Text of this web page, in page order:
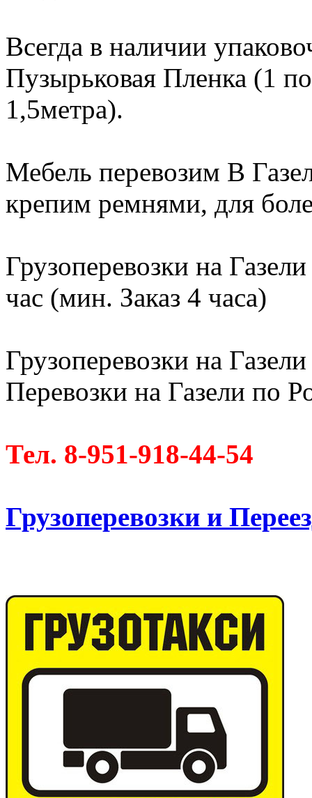
Всегда в наличии
Пузырьковая Пленка (1
1,5метра).
Мебель перевозим В
крепим ремнями, для
Грузоперевозки на
час (мин. Заказ 4 часа)
Грузоперевозки на
Перевозки на Газели по
Тел. 8-951-918-44-54
Грузоперевозки и